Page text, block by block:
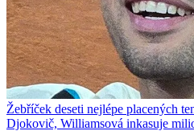
Žebříček deseti nejlépe placených
Djokovič, Williamsová inkasuje